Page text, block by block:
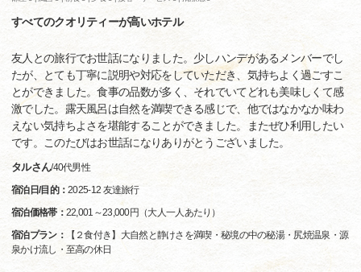
すべてのクオリティーが高いホテル
友人との旅行でお世話になりました。少しハンデがあるメンバーでし
たが、とても丁寧に説明や対応をしていただき、気持ちよく過ごすこ
とができました。食事の品数が多く、それでいてどれも美味しくて感
激でした。露天風呂は自然を満喫できる感じで、他ではなかなか味わ
えない気持ちよさを堪能することができました。またぜひ利用したい
です。このたびはお世話になりありがとうございました。
タルさん/40代男性
宿泊日/目的：2025-12 友達旅行
宿泊価格帯： 22,001～23,000円（大人一人あたり）
宿泊プラン：
【２食付き】大自然と静けさを満喫・秘境の中の秘湯・尻焼温泉・源
泉かけ流し・至高の休日